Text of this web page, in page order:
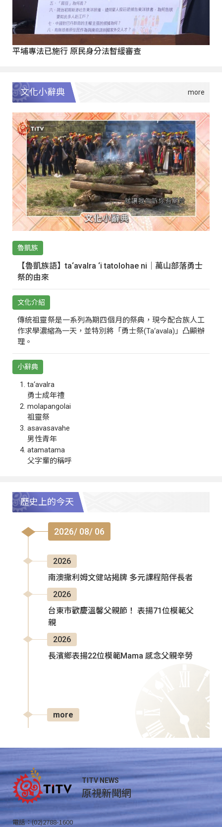
平埔專法已施行 原民身分法暫緩審查
文化小辭典
魯凱族
【魯凱族語】ta‘avalra ‘i tatolohae ni｜萬山部落勇士
祭的由來
文化介紹
傳統祖靈祭是一系列為期四個月的祭典，現今配合族人工
作求學濃縮為一天，並特別將「勇士祭(Ta‘avala)」凸顯辦
理。
小辭典
ta‘avalra
勇士成年禮
molapangolai
祖靈祭
asavasavahe
男性青年
atamatama
父字輩的稱呼
歷史上的今天
2026/ 08/ 06
2026
南澳撒利姆文健站揭牌 多元課程陪伴長者
2026
台東市歡慶溫馨父親節！ 表揚71位模範父
親
2026
長濱鄉表揚22位模範Mama 感念父親辛勞
more
TITV NEWS
原視新聞網
電話：(02)2788-1600